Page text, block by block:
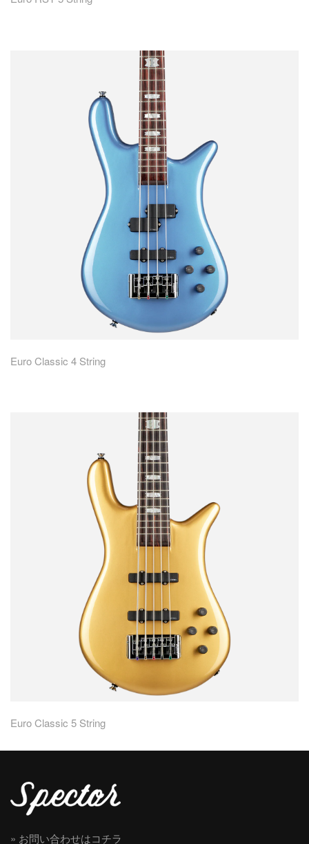
Euro Classic 4 String
Euro Classic 5 String
» お問い合わせはコチラ